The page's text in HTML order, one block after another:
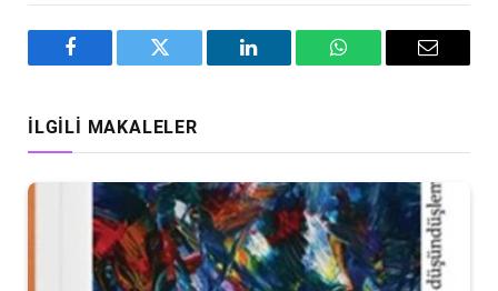
Facebook Twitter LinkedIn WhatsAppEmail
İLGILI MAKALELER